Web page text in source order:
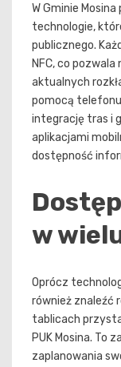
W Gminie
technologie,
publicznego.
NFC, co
aktualnych
pomocą
integrację tras i
aplikacjami
dostępność
w
Oprócz
również znaleźć
tablicach
PUK Mosina. To
zaplanowania